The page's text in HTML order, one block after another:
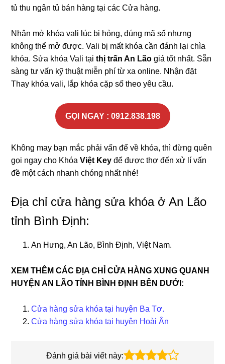
tủ thu ngân tủ bán hàng tại các Cửa hàng.
Nhận mở khóa vali lúc bị hỏng, đúng mã số nhưng
không thể mở được. Vali bị mất khóa cần đánh lại chìa
khóa. Sửa khóa Vali tạithị trấn An Lãogiá tốt nhất. Sẵn
sàng tư vấn kỹ thuật miễn phí từ xa online. Nhận đặt
Thay khóa vali, lắp khóa cặp số theo yêu cầu.
GỌI NGAY : 0912.838.198
Không may bạn mắc phải vấn để về khóa, thì đừng quên
gọi ngay cho KhóaViệt Keyđể được thợ đến xử lí vấn
đề một cách nhanh chóng nhất nhé!
Địa chỉ cửa hàng sửa khóa ở An Lão
tỉnh Bình Định:
An Hưng, An Lão, Bình Định, Việt Nam.
XEM THÊM CÁC ĐỊA CHỈ CỬA HÀNG XUNG QUANH
HUYỆN AN LÃO TỈNH BÌNH ĐỊNH BÊN DƯỚI:
Cửa hàng sửa khóa tại huyện Ba Tơ.
Cửa hàng sửa khóa tại huyện Hoài Ân
Đánh giá bài viết này: